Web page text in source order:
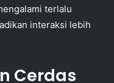
terlalu
interaksi lebih
Cerdas